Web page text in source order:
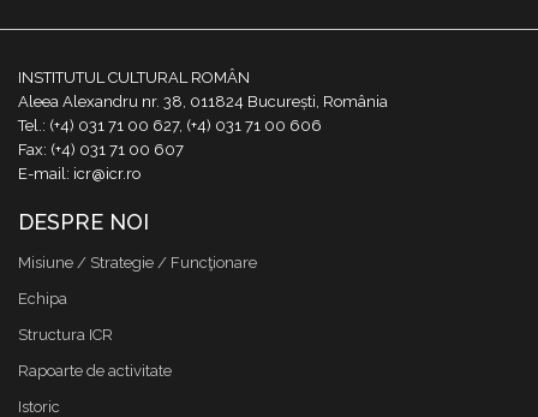
INSTITUTUL CULTURAL ROMÂN
Aleea Alexandru nr. 38, 011824 București, România
Tel.: (+4) 031 71 00 627, (+4) 031 71 00 606
Fax: (+4) 031 71 00 607
E-mail: icr@icr.ro
DESPRE NOI
Misiune / Strategie / Funcţionare
Echipa
Structura ICR
Rapoarte de activitate
Istoric